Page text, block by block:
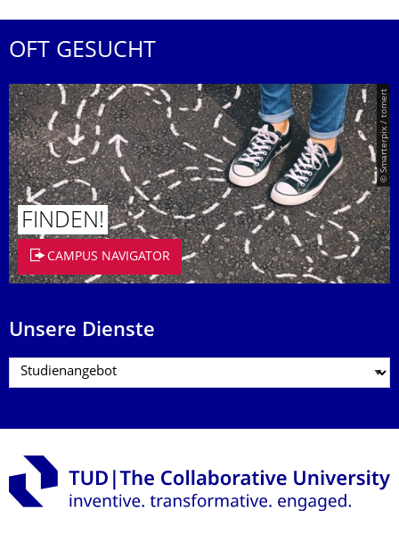
OFT GESUCHT
© Smarterpix / tomert
FINDEN!
CAMPUS NAVIGATOR
Unsere Dienste